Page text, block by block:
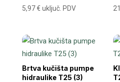
5,97€ uključ. PDV
Brtva kučišta pumpe
hidraulike T25 (3)